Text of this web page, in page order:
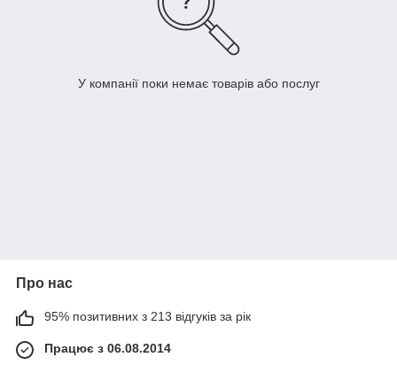
У компанії поки немає товарів або послуг
Про нас
95% позитивних з 213 відгуків за рік
Працює з 06.08.2014